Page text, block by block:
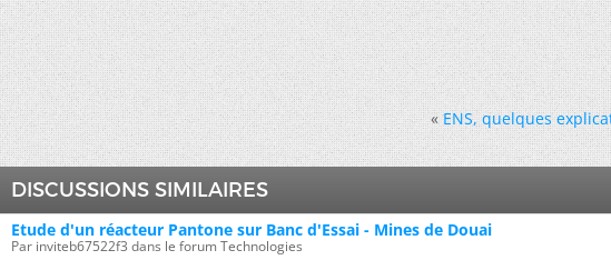
« ENS, quelques
DISCUSSIONS SIMILAIRES
Etude d'un réacteur Pantone sur Banc d'Essai - Mines de Douai
Par inviteb67522f3 dans le forum Technologies